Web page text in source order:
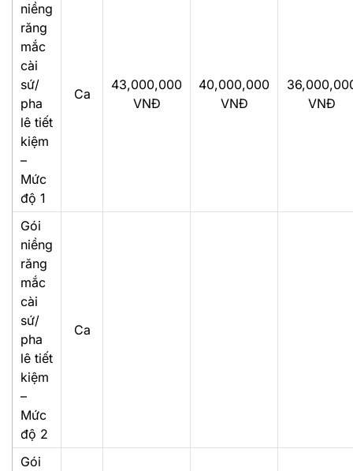
niềng
răng
mắc
cài
sứ/
pha
lê tiết
kiệm
–
Mức
độ 1
Ca
43,000,000
VNĐ
40,000,000
VNĐ
VNĐ
Gói
niềng
răng
mắc
cài
sứ/
pha
lê tiết
kiệm
–
Mức
độ 2
Ca
Gói